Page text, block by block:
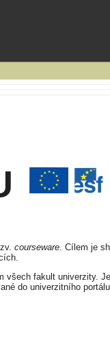
courseware. Cílem je
fakult univerzity.
do univerzitního